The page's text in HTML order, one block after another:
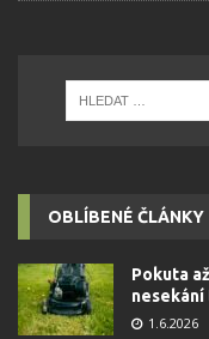
OBLÍBENÉ ČLÁNKY
Pokuta
1.6.2026